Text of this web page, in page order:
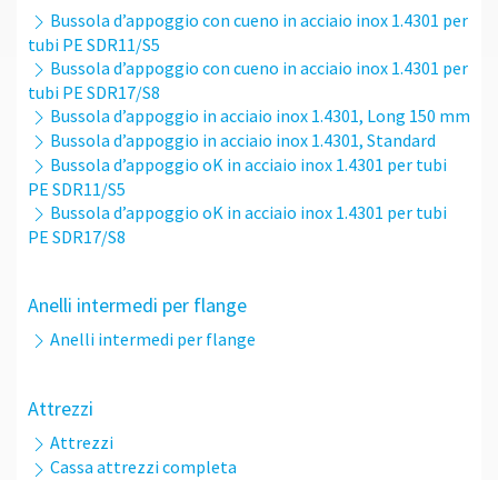
Bussola d’appoggio con cueno in acciaio inox 1.4301 per
tubi PE SDR11/S5
Bussola d’appoggio con cueno in acciaio inox 1.4301 per
tubi PE SDR17/S8
Bussola d’appoggio in acciaio inox 1.4301, Long 150 mm
Bussola d’appoggio in acciaio inox 1.4301, Standard
Bussola d’appoggio oK in acciaio inox 1.4301 per tubi
PE SDR11/S5
Bussola d’appoggio oK in acciaio inox 1.4301 per tubi
PE SDR17/S8
Anelli intermedi per flange
Anelli intermedi per flange
Attrezzi
Attrezzi
Cassa attrezzi completa